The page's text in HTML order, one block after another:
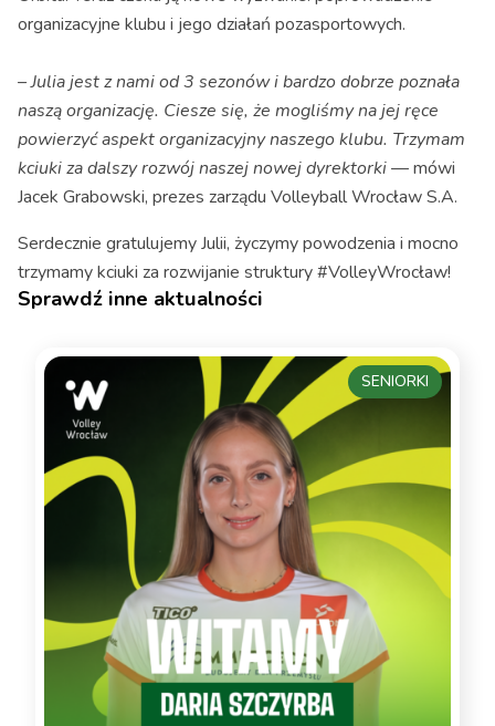
organizacyjne klubu i jego działań pozasportowych.
– Julia jest z nami od 3 sezonów i bardzo dobrze poznała
naszą organizację. Ciesze się, że mogliśmy na jej ręce
powierzyć aspekt organizacyjny naszego klubu. Trzymam
kciuki za dalszy rozwój naszej nowej dyrektorki— mówi
Jacek Grabowski, prezes zarządu Volleyball Wrocław S.A.
Serdecznie gratulujemy Julii, życzymy powodzenia i mocno
trzymamy kciuki za rozwijanie struktury #VolleyWrocław!
Sprawdź inne aktualności
SENIORKI